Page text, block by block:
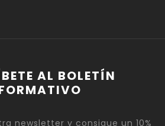
AL BOLETÍN
newsletter y consigue un 10%